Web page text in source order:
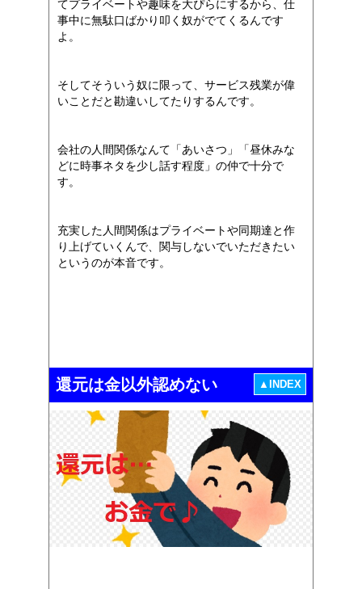
てプライベートや趣味を大ぴらにするから、仕
事中に無駄口ばかり叩く奴がでてくるんです
よ。
そしてそういう奴に限って、サービス残業が偉
いことだと勘違いしてたりするんです。
会社の人間関係なんて「あいさつ」「昼休みな
どに時事ネタを少し話す程度」の仲で十分で
す。
充実した人間関係はプライベートや同期達と作
り上げていくんで、関与しないでいただきたい
というのが本音です。
還元は金以外認めない ▲INDEX